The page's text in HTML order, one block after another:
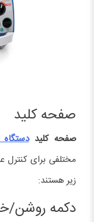
صفحه کلید
صفحه کلید
مختلفی برای کنترل
زیر هستند:
دکمه روشن/